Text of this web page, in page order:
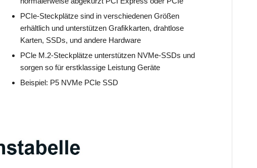
PCIe-Steckplätze sind in verschiedenen Größen
erhältlich und unterstützen Grafikkarten, drahtlose
Karten, SSDs, und andere Hardware
PCle M.2-Steckplätze unterstützen NVMe-SSDs und
sorgen so für erstklassige Leistung Geräte
Beispiel: P5 NVMe PCle SSD